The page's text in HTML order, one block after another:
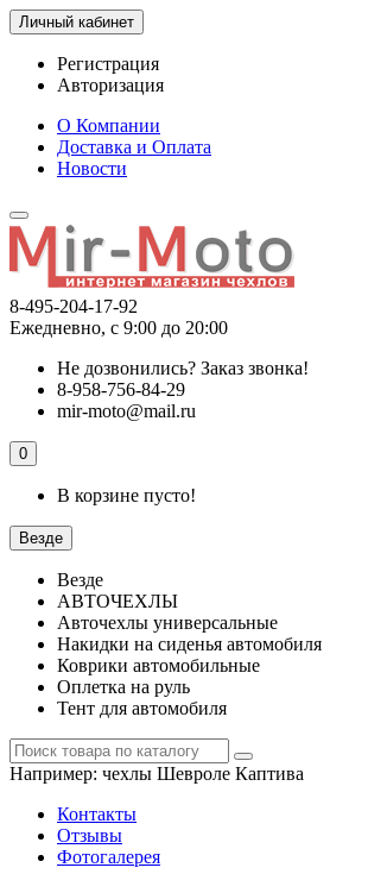
Личный кабинет
Регистрация
Авторизация
О Компании
Доставка и Оплата
Новости
8-495-204-17-92
Ежедневно, с 9:00 до 20:00
Не дозвонились? Заказ звонка!
8-958-756-84-29
mir-moto@mail.ru
0
В корзине пусто!
Везде
Везде
АВТОЧЕХЛЫ
Авточехлы универсальные
Накидки на сиденья автомобиля
Коврики автомобильные
Оплетка на руль
Тент для автомобиля
Например: чехлы Шевроле Каптива
Контакты
Отзывы
Фотогалерея